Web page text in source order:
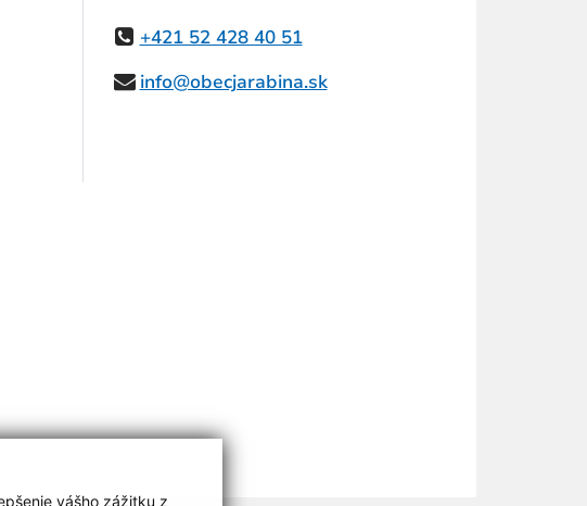
vášho zážitku z
+421 52 428 40 51
info@obecjarabina.sk